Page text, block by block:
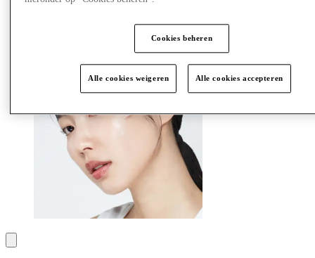
Cookies beheren
Alle cookies weigeren Alle cookies accepteren